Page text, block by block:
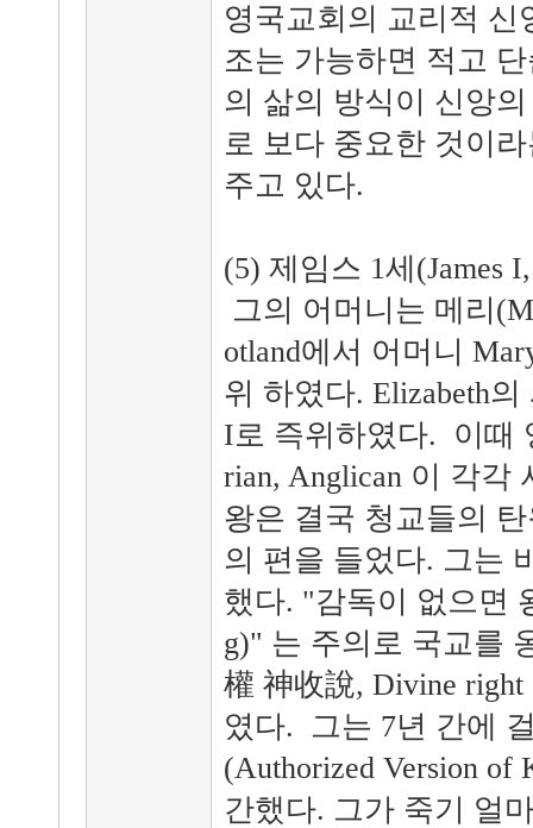
영국교회의 교리적 신
조는 가능하면 적고
의 삶의 방식이 신앙
로 보다 중요한 것이
주고 있다.
(5) 제임스 1세(James
그의 어머니는 메리
otland에서 어머니
위 하였다. Elizabeth
I로 즉위하였다. 이때
rian, Anglican 이 각각
왕은 결국 청교들의
의 편을 들었다. 그는
했다. "감독이 없으면
g)" 는 주의로 국교를
權 神收說, Divine
였다. 그는 7년 간에
(Authorized Version of
간했다. 그가 죽기 얼